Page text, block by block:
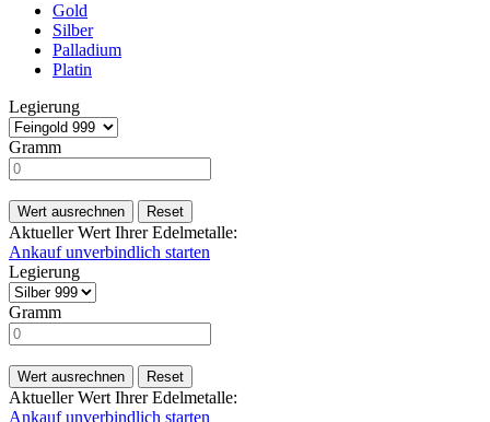
Gold
Silber
Palladium
Platin
Legierung
Gramm
Wert ausrechnen Reset
Aktueller Wert Ihrer Edelmetalle:
Ankauf unverbindlich starten
Legierung
Gramm
Wert ausrechnen Reset
Aktueller Wert Ihrer Edelmetalle:
Ankauf unverbindlich starten